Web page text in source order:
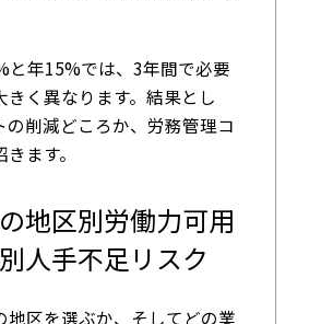
と年15%では、3年間で必要
きく異なります。結果とし
の削減どころか、労務管理コ
ます。
地区別労働力可用
人手不足リスク
地区を選ぶか、そしてどの業